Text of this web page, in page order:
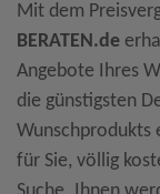
Mit dem
BERATEN.de
Angebote Ihres
die günstigsten
Wunschprodukts
für Sie, völlig